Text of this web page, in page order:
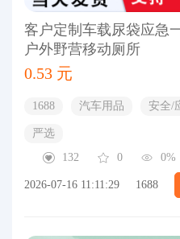
客户定制车载尿袋应急
户外野营移动厕所
0.53 元
1688 汽车用品 安全/
严选
132
0 0%
2026-07-16 11:11:29 1688